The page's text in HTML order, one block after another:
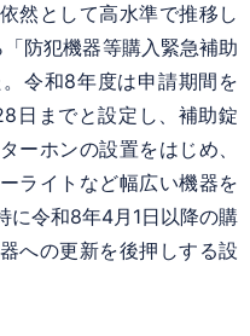
然として高水準で推移し
防犯機器等購入緊急補助
令和8年度は申請期間を
日までと設定し、補助錠
ーホンの設置をはじめ、
ライトなど幅広い機器を
に令和8年4月1日以降の購
への更新を後押しする設